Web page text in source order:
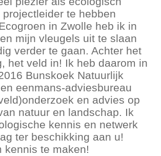
te hebben
in Zwolle heb ik in
mijn vleugels uit te slaan
verder te gaan. Achter het
het veld in! Ik heb daarom in
Bunskoek Natuurlijk
eenmans-adviesbureau
en advies op
natuur en landschap. Ik
kennis en netwerk
ter beschikking aan u!
kennis te maken!